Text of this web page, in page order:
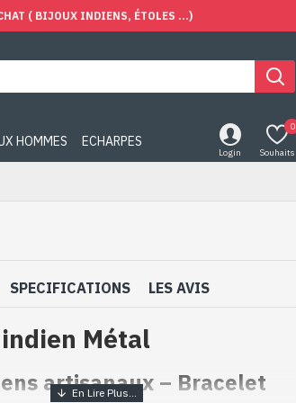
( BIJOUX INDIENS, ÉTOLES ...)
HOMMES ECHARPES
Login Souhaits
0
SPECIFICATIONS LES AVIS
Métal
artisanaux – Bracelet